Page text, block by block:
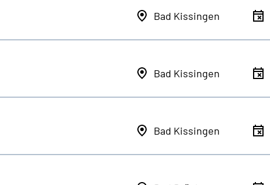
Bad Kissingen
Bad Kissingen
Bad Kissingen